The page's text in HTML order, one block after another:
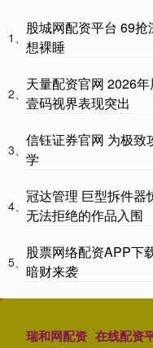
1、
股城网配资平台 69
想裸睡
2、
天量配资官网 2026
壹码视界表现突出
3、
信钰证券官网 为极致
学
4、
冠达管理 巨型拆件器
无法拒绝的作品入围
5、
股票网络配资APP下
暗财来袭
瑞和网配资 在线配资